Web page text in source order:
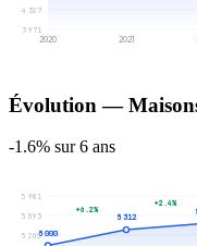
3 971
4 327
2020 2021
Évolution —
-1.6% sur 6 ans
5 205
5 593
5 981
5 000
5 312
+6.2%
+2.4%